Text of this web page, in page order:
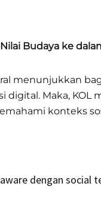
Budaya ke
menunjukkan
digital. Maka, KOL
konteks
dengan social